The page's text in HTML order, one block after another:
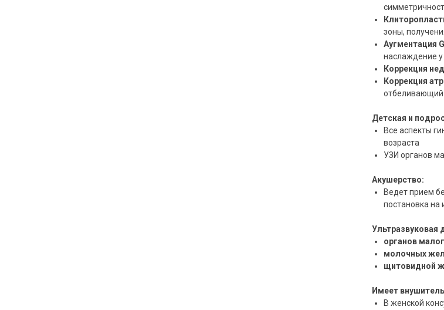
зоны,
Аугментация
наслаждение у
Коррекция
Коррекция
отбеливающий
Детская и
Все аспекты
возраста
УЗИ органов
Акушерство:
Ведет прием
постановка на
Ультразвуковая
органов
молочных
щитовидной
Имеет
В женской